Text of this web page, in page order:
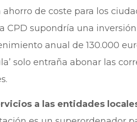
de coste para los
CPD supondría una
anual de 130.000
solo entraña abonar las
a las entidades